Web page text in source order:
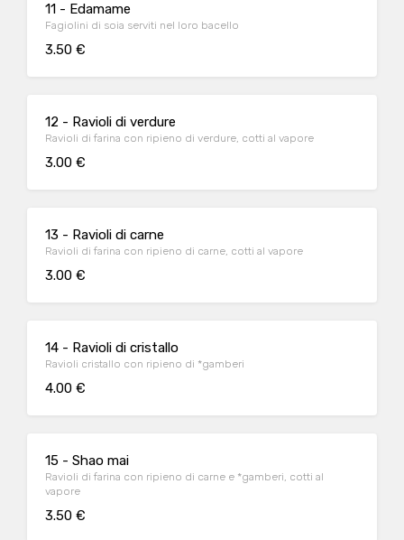
11 - Edamame
Fagiolini di soia serviti nel loro bacello
3.50 €
12 - Ravioli di verdure
Ravioli di farina con ripieno di verdure, cotti al vapore
3.00 €
13 - Ravioli di carne
Ravioli di farina con ripieno di carne, cotti al vapore
3.00 €
14 - Ravioli di cristallo
Ravioli cristallo con ripieno di *gamberi
4.00 €
15 - Shao mai
Ravioli di farina con ripieno di carne e *gamberi, cotti al
vapore
3.50 €